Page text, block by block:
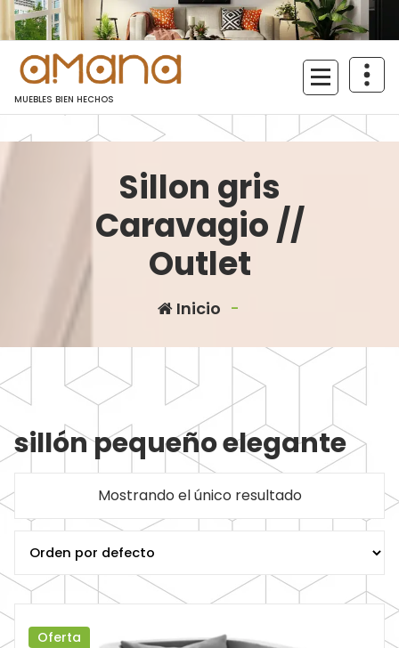
Saltar
al
contenido
MUEBLES BIEN HECHOS
Sillon gris
Caravagio //
Outlet
Inicio -
sillón pequeño elegante
Mostrando el único resultado
Oferta